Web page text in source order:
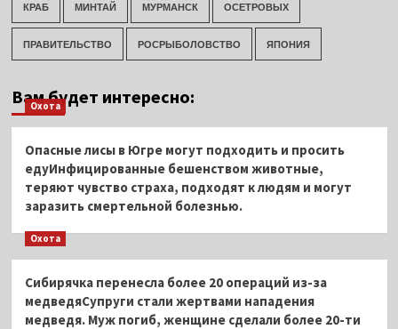
КРАБ МИНТАЙ МУРМАНСК ОСЕТРОВЫХ
ПРАВИТЕЛЬСТВО РОСРЫБОЛОВСТВО ЯПОНИЯ
Вам будет интересно:
Охота
Опасные лисы в Югре могут подходить и просить
едуИнфицированные бешенством животные,
теряют чувство страха, подходят к людям и могут
заразить смертельной болезнью.
Охота
Сибирячка перенесла более 20 операций из-за
медведяСупруги стали жертвами нападения
медведя. Муж погиб, женщине сделали более 20-ти